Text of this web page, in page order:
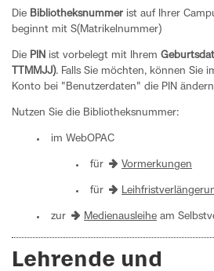
Die Bibliotheksnummer ist auf Ihrer
beginnt mit S(Matrikelnummer)
Die PIN ist vorbelegt mit Ihrem
TTMMJJ). Falls Sie möchten, können Sie
Konto bei "Benutzerdaten" die PIN
Nutzen Sie die Bibliotheksnummer:
im WebOPAC
für Vormerkungen
für
zur Medienausleihe am
Lehrende und